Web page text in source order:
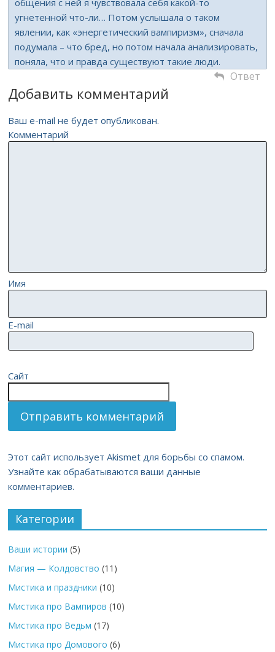
общения с ней я чувствовала себя какой-то
угнетенной что-ли… Потом услышала о таком
явлении, как «энергетический вампиризм», сначала
подумала – что бред, но потом начала анализировать,
поняла, что и правда существуют такие люди.
Ответ
Добавить комментарий
Ваш e-mail не будет опубликован.
Комментарий
Имя
E-mail
Сайт
Этот сайт использует Akismet для борьбы со спамом.
Узнайте как обрабатываются ваши данные
комментариев.
Категории
Ваши истории (5)
Магия — Колдовство (11)
Мистика и праздники (10)
Мистика про Вампиров (10)
Мистика про Ведьм (17)
Мистика про Домового (6)